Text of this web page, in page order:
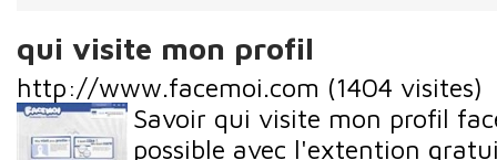
qui visite mon profil
http://www.facemoi.com (1404 visites)
Savoir qui visite mon profil
possible avec l'extention